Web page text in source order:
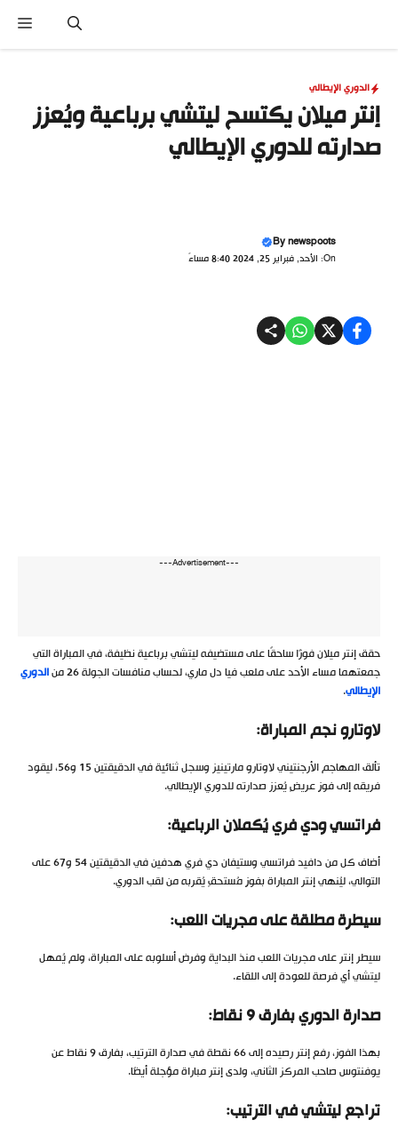
المحتوى
الدوري الإيطالي
إنتر ميلان يكتسح ليتشي برباعية ويُعزز
صدارته للدوري الإيطالي
Bynewspoots
On: الأحد, فبراير 25, 2024 8:40 مساءً
---Advertisement---
حقق إنتر ميلان فوزًا ساحقًا على مستضيفه ليتشي برباعية نظيفة، في المباراة التي
جمعتهما مساء الأحد على ملعب فيا دل ماري، لحساب منافسات الجولة 26 من
الدوري
الإيطالي.
لاوتارو نجم المباراة:
تألق المهاجم الأرجنتيني لاوتارو مارتينيز وسجل ثنائية في الدقيقتين 15 و56، ليقود
فريقه إلى فوزٍ عريضٍ يُعزز صدارته للدوري الإيطالي.
فراتسي ودي فري يُكملان الرباعية:
أضاف كل من دافيد فراتسي وستيفان دي فري هدفين في الدقيقتين 54 و67 على
التوالي، ليُنهي إنتر المباراة بفوزٍ مُستحقٍ يُقربه من لقب الدوري.
سيطرة مطلقة على مجريات اللعب:
سيطر إنتر على مجريات اللعب منذ البداية وفرض أسلوبه على المباراة، ولم يُمهل
ليتشي أي فرصة للعودة إلى اللقاء.
صدارة الدوري بفارق 9 نقاط:
بهذا الفوز، رفع إنتر رصيده إلى 66 نقطة في صدارة الترتيب، بفارق 9 نقاط عن
يوفنتوس صاحب المركز الثاني، ولدى إنتر مباراة مؤجلة أيضًا.
تراجع ليتشي في الترتيب: